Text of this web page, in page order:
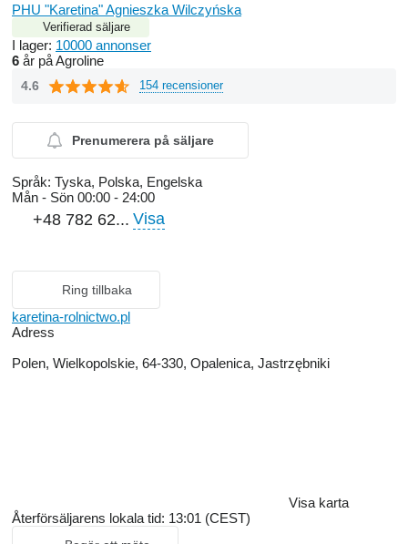
PHU "Karetina" Agnieszka Wilczyńska
Verifierad säljare
I lager: 10000 annonser
6 år på Agroline
4.6 154 recensioner
Prenumerera på säljare
Språk: Tyska, Polska, Engelska
Mån - Sön 00:00 - 24:00
+48 782 62... Visa
Ring tillbaka
karetina-rolnictwo.pl
Adress
Polen, Wielkopolskie, 64-330, Opalenica, Jastrzębniki
Visa karta
Återförsäljarens lokala tid: 13:01 (CEST)